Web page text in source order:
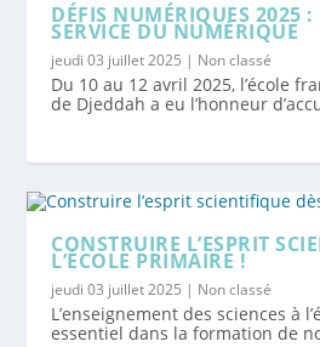
DÉFIS NUMÉRIQUES 2025 :
SERVICE DU NUMÉRIQUE
jeudi 03 juillet 2025 | Non classé
Du 10 au 12 avril 2025, l’école
de Djeddah a eu l’honneur
CONSTRUIRE L’ESPRIT
L’ÉCOLE PRIMAIRE !
jeudi 03 juillet 2025 | Non classé
L’enseignement des sciences à
essentiel dans la formation de